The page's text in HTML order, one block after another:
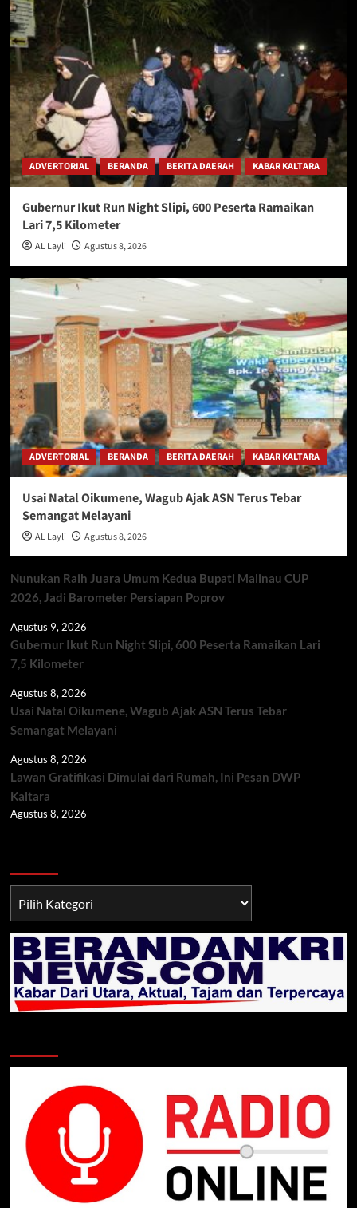
ADVERTORIAL BERANDA BERITA DAERAH KABAR KALTARA
Gubernur Ikut Run Night Slipi, 600 Peserta Ramaikan
Lari 7,5 Kilometer
AL Layli Agustus 8, 2026
ADVERTORIAL BERANDA BERITA DAERAH KABAR KALTARA
Usai Natal Oikumene, Wagub Ajak ASN Terus Tebar
Semangat Melayani
AL Layli Agustus 8, 2026
Nunukan Raih Juara Umum Kedua Bupati Malinau CUP
2026, Jadi Barometer Persiapan Poprov
Agustus 9, 2026
Gubernur Ikut Run Night Slipi, 600 Peserta Ramaikan Lari
7,5 Kilometer
Agustus 8, 2026
Usai Natal Oikumene, Wagub Ajak ASN Terus Tebar
Semangat Melayani
Agustus 8, 2026
Lawan Gratifikasi Dimulai dari Rumah, Ini Pesan DWP
Kaltara
Agustus 8, 2026
TNI/POLRI